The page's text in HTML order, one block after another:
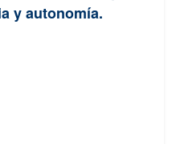
y autonomía.